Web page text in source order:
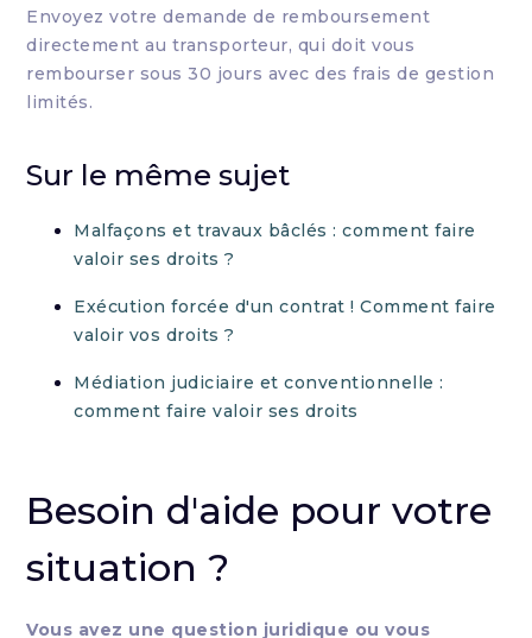
Envoyez votre demande de remboursement
directement au transporteur, qui doit vous
rembourser sous 30 jours avec des frais de gestion
limités.
Sur le même sujet
Malfaçons et travaux bâclés : comment faire
valoir ses droits ?
Exécution forcée d'un contrat ! Comment faire
valoir vos droits ?
Médiation judiciaire et conventionnelle :
comment faire valoir ses droits
Besoin d'aide pour votre
situation ?
Vous avez une question juridique ou vous